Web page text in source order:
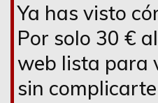
Ya has visto
Por solo 30 €
web lista para
sin